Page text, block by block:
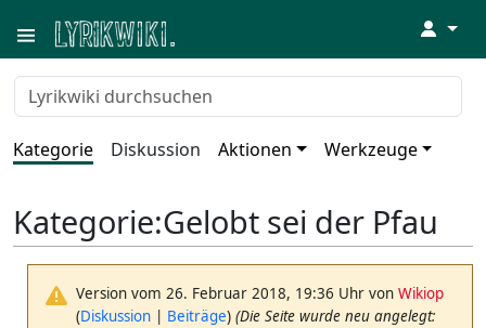
↓
Kategorie Diskussion Aktionen Werkzeuge
Kategorie:Gelobt sei der Pfau
Version vom 26. Februar 2018, 19:36 Uhr vonWikiop
(Diskussion | Beiträge) (Die Seite wurde neu angelegt: